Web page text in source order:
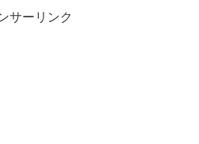
サーリンク